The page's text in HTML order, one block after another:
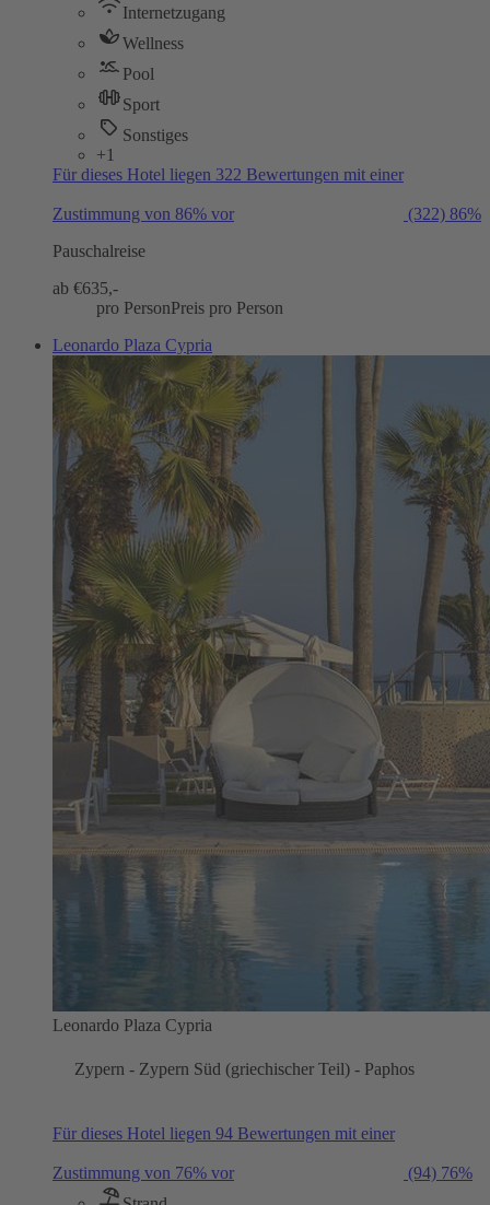
Internetzugang
Wellness
Pool
Sport
Sonstiges
+1
Für dieses Hotel liegen 322 Bewertungen mit einer
Zustimmung von 86% vor (322) 86%
Pauschalreise
ab €635,-
pro PersonPreis pro Person
Leonardo Plaza Cypria
Leonardo Plaza Cypria
Zypern - Zypern Süd (griechischer Teil) - Paphos
Für dieses Hotel liegen 94 Bewertungen mit einer
Zustimmung von 76% vor (94) 76%